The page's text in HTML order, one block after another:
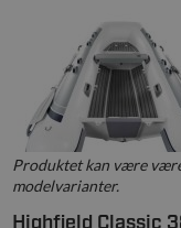
Produktet kan være
modelvarianter.